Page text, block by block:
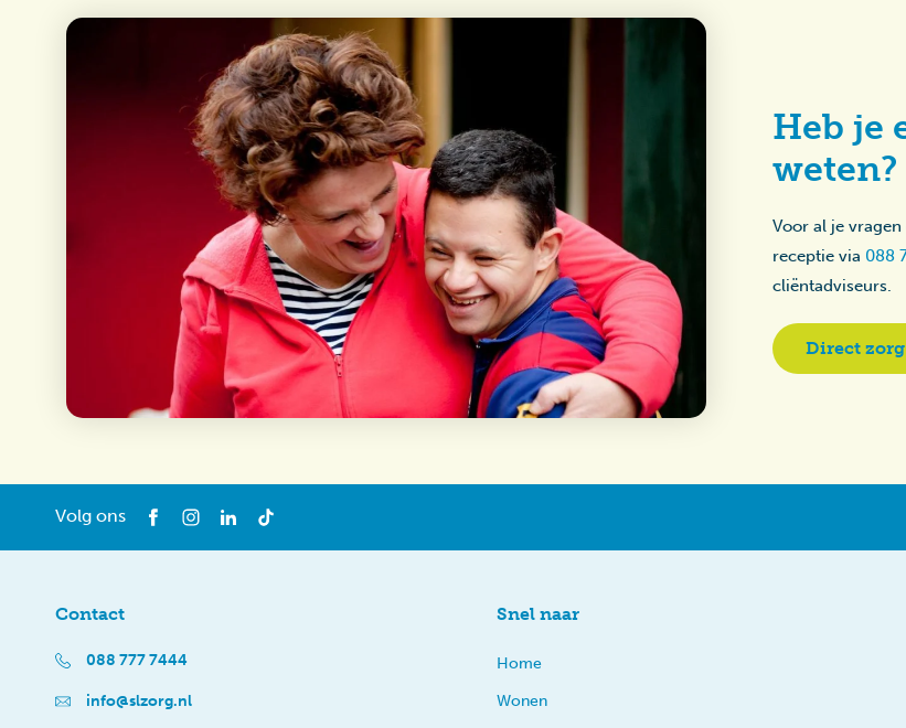
Heb je
weten?
Voor al je
receptie via 088
cliëntadviseurs.
Direct
Volg ons
Contact
088 777 7444
info@slzorg.nl
Snel naar
Home
Wonen